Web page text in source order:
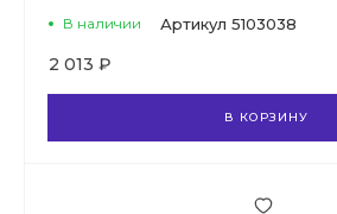
В наличии Артикул 5103038
2 013 ₽
В КОРЗИНУ